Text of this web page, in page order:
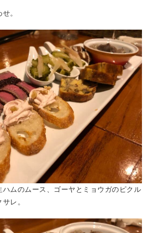
。
ハムのムース、ゴーヤとミョウガのピクル
レ。